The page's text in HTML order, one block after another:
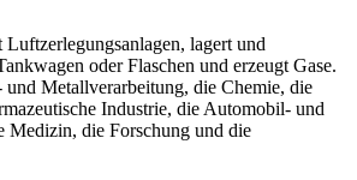
Luftzerlegungsanlagen, lagert und
oder Flaschen und erzeugt Gase.
Metallverarbeitung, die Chemie, die
Industrie, die Automobil- und
Medizin, die Forschung und die